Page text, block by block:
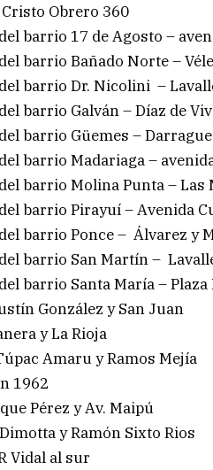
Obrero 360
barrio 17 de Agosto –
barrio Bañado Norte –
barrio Dr. Nicolini –
barrio Galván – Díaz de
barrio Güemes –
barrio Madariaga –
barrio Molina Punta – Las
barrio Pirayuí – Avenida
barrio Ponce – Álvarez y
barrio San Martín –
barrio Santa María –
González y San Juan
y La Rioja
Amaru y Ramos Mejía
1962
Pérez y Av. Maipú
y Ramón Sixto Rios
Vidal al sur